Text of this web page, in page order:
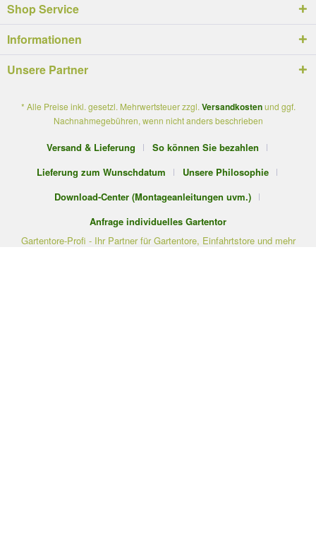
Shop Service
Informationen
Unsere Partner
* Alle Preise inkl. gesetzl. Mehrwertsteuer zzgl. Versandkostenund ggf.
Nachnahmegebühren, wenn nicht anders beschrieben
Versand & Lieferung
So können Sie bezahlen
Lieferung zum Wunschdatum
Unsere Philosophie
Download-Center (Montageanleitungen uvm.)
Anfrage individuelles Gartentor
Gartentore-Profi - Ihr Partner für Gartentore, Einfahrtstore und mehr